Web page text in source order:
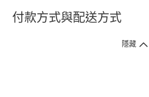
付款方式與配送方式
隱藏